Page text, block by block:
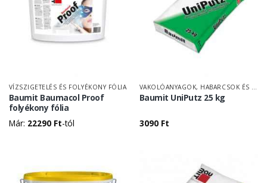
VÍZSZIGETELÉS ÉS FOLYÉKONY FÓLIA
Baumit Baumacol Proof
folyékony fólia
Már: 22290 Ft-tól
VAKOLÓANYAGOK, HABARCSOK ÉS TAPASZOK
Baumit UniPutz 25 kg
3090 Ft